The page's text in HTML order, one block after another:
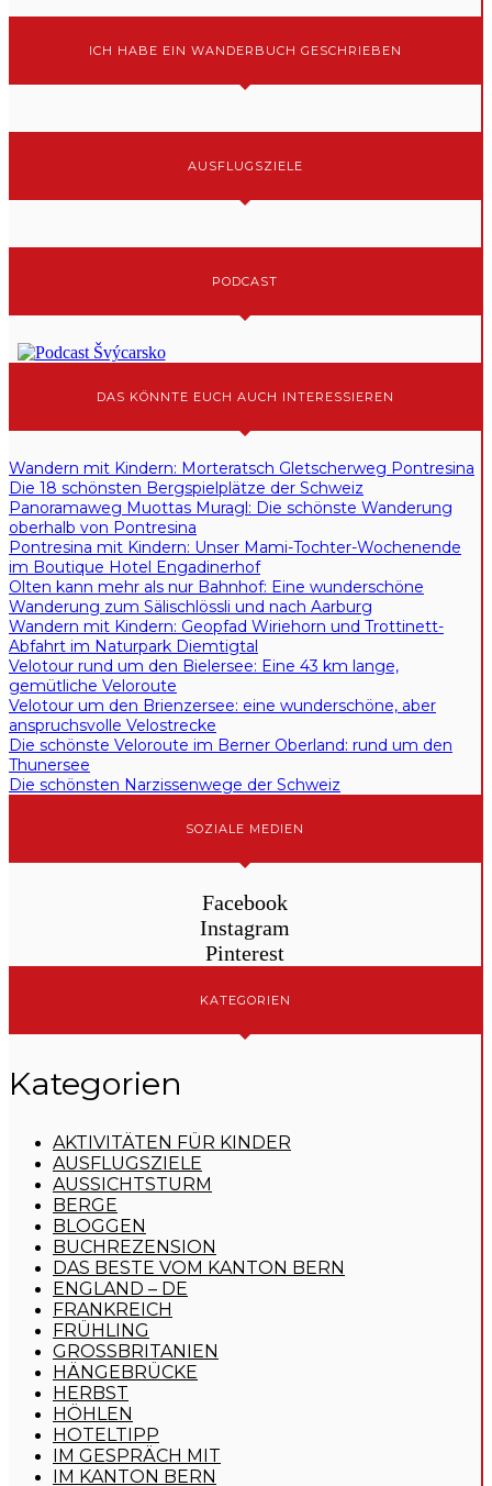
ICH HABE EIN WANDERBUCH GESCHRIEBEN
AUSFLUGSZIELE
PODCAST
DAS KÖNNTE EUCH AUCH INTERESSIEREN
Wandern mit Kindern: Morteratsch Gletscherweg Pontresina
Die 18 schönsten Bergspielplätze der Schweiz
Panoramaweg Muottas Muragl: Die schönste Wanderung
oberhalb von Pontresina
Pontresina mit Kindern: Unser Mami-Tochter-Wochenende
im Boutique Hotel Engadinerhof
Olten kann mehr als nur Bahnhof: Eine wunderschöne
Wanderung zum Sälischlössli und nach Aarburg
Wandern mit Kindern: Geopfad Wiriehorn und Trottinett-
Abfahrt im Naturpark Diemtigtal
Velotour rund um den Bielersee: Eine 43 km lange,
gemütliche Veloroute
Velotour um den Brienzersee: eine wunderschöne, aber
anspruchsvolle Velostrecke
Die schönste Veloroute im Berner Oberland: rund um den
Thunersee
Die schönsten Narzissenwege der Schweiz
SOZIALE MEDIEN
Facebook
Instagram
Pinterest
KATEGORIEN
Kategorien
AKTIVITÄTEN FÜR KINDER
AUSFLUGSZIELE
AUSSICHTSTURM
BERGE
BLOGGEN
BUCHREZENSION
DAS BESTE VOM KANTON BERN
ENGLAND – DE
FRANKREICH
FRÜHLING
GROSSBRITANIEN
HÄNGEBRÜCKE
HERBST
HÖHLEN
HOTELTIPP
IM GESPRÄCH MIT
IM KANTON BERN